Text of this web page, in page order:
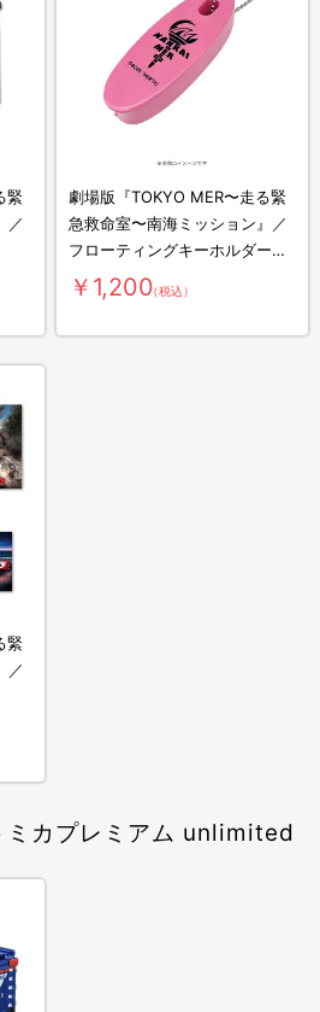
緊
／
劇場版『TOKYO MER〜走る緊
急救命室〜南海ミッション』／
フローティングキーホルダー
NANKAI
￥1,200（税込）
緊
／
ミカプレミアム unlimited